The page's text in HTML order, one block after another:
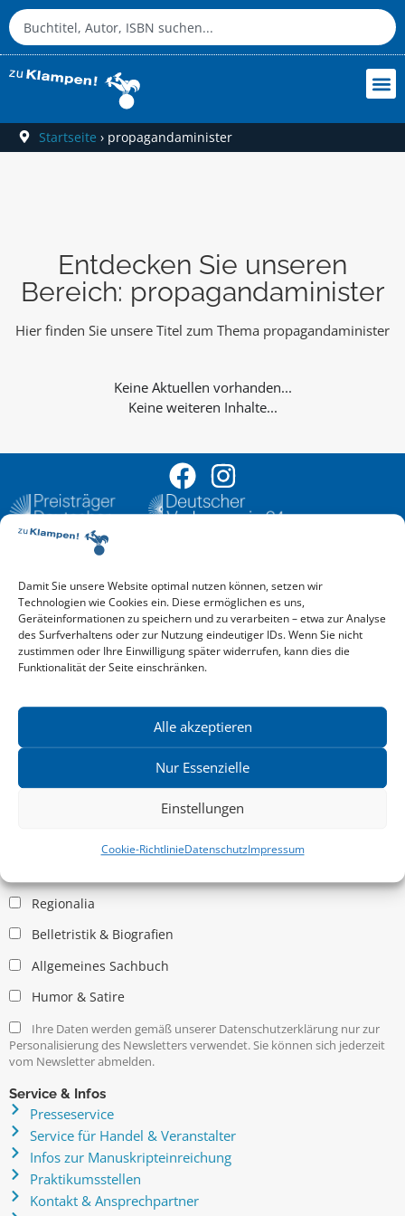
Damit Sie unsere Website optimal nutzen können, setzen wir
Technologien wie Cookies ein. Diese ermöglichen es uns,
Geräteinformationen zu speichern und zu verarbeiten – etwa zur Analyse
des Surfverhaltens oder zur Nutzung eindeutiger IDs. Wenn Sie nicht
zustimmen oder Ihre Einwilligung später widerrufen, kann dies die
Funktionalität der Seite einschränken.
Alle akzeptieren
Nur Essenzielle
Einstellungen
Cookie-RichtlinieDatenschutzImpressum
Startseite › propagandaminister
Entdecken Sie unseren
Bereich: propagandaminister
Hier finden Sie unsere Titel zum Thema propagandaminister
Keine weiteren Inhalte...
Aktuelle Vorschau
Entdecken Sie das aktuelle zu-Klampen!-Verlagsprogramm.
Hier finden Sie die Verlagsvorschau – einfach direkt online
reinlesen oder herunterladen.
Download: Vorschau zu Klampen! Herbst 2026
Mehr aktuelle Vorschauen ansehen
News zu aktuellen Neuheiten und Nachrichten im zu Klampen!
Verlag – jederzeit wieder abbestellbar.
Kritische Theorie / Philosophie
Regionalia
Belletristik & Biografien
Allgemeines Sachbuch
Humor & Satire
Ihre Daten werden gemäß unserer Datenschutzerklärung nur zur
Personalisierung des Newsletters verwendet. Sie können sich jederzeit
vom Newsletter abmelden.
Service & Infos
Presseservice
Service für Handel & Veranstalter
Infos zur Manuskripteinreichung
Praktikumsstellen
Kontakt & Ansprechpartner